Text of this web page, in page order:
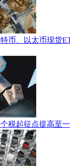
币、以太币现货
税起征点提高至